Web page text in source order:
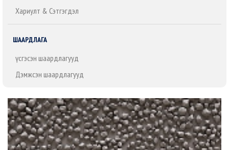
Хариулт & Сэтгэгдэл
ШААРДЛАГА
Үүсгэсэн шаардлагууд
Дэмжсэн шаардлагууд